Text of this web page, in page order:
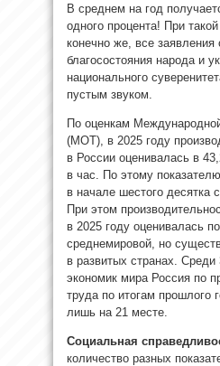
В среднем на год
одного процента! При
конечно же, все заявления
благосостояния народа и
национального
пустым звуком.
По оценкам
(МОТ), в 2025 году
в России оценивалась в
в час. По этому
в начале шестого десятка
При этом
в 2025 году оценивалась
среднемировой, но
в развитых странах.
экономик мира Россия по
труда по итогам прошлого
лишь на 21 месте.
Социальная
количество разных